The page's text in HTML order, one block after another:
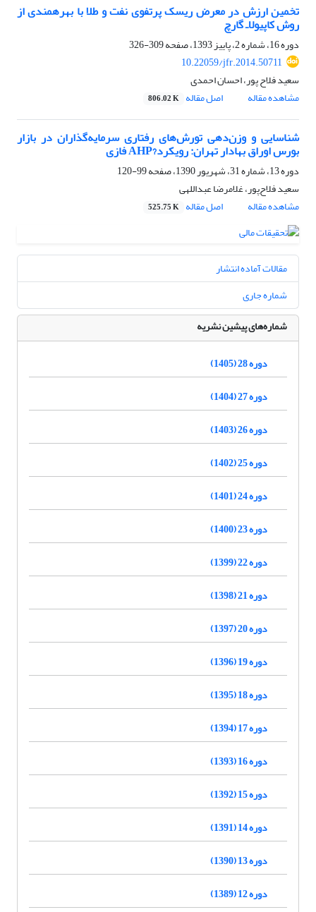
تخمین ارزش در معرض ریسک پرتفوی نفت و طلا با بهره‎مندی از
روش کاپیولا‌ـ گارچ
دوره 16، شماره 2، پاییز 1393، صفحه
309-326
10.22059/jfr.2014.50711
سعید فلاح پور، احسان احمدی
مشاهده مقاله
اصل مقاله 806.02 K
شناسایی و وزن‌دهی تورش‌های رفتاری سرمایه‌گذاران در بازار
بورس اوراق بهادار تهران: رویکرد?AHP فازی
دوره 13، شماره 31، شهریور 1390، صفحه
99-120
سعید فلاح‌پور، غلامرضا عبداللهی
مشاهده مقاله
اصل مقاله 525.75 K
مقالات آماده انتشار
شماره جاری
شماره‌های پیشین نشریه
دوره 28 (1405)
دوره 27 (1404)
دوره 26 (1403)
دوره 25 (1402)
دوره 24 (1401)
دوره 23 (1400)
دوره 22 (1399)
دوره 21 (1398)
دوره 20 (1397)
دوره 19 (1396)
دوره 18 (1395)
دوره 17 (1394)
دوره 16 (1393)
دوره 15 (1392)
دوره 14 (1391)
دوره 13 (1390)
دوره 12 (1389)